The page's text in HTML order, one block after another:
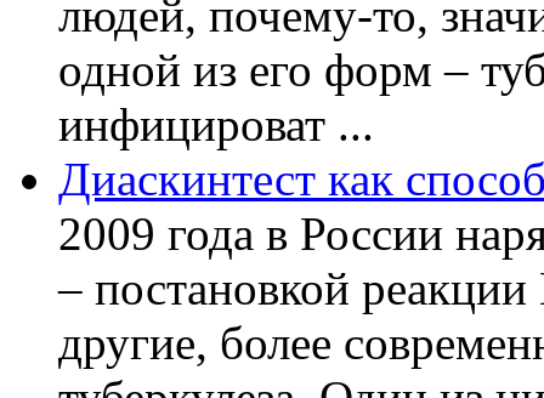
людей, почему-то,
одной из его форм –
инфицироват ...
Диаскинтест как
2009 года в России
– постановкой
другие, более